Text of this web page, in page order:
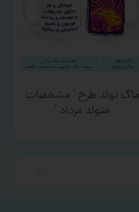
ماگ تولد طرح ‘ مشخصات
متولد مرداد ‘